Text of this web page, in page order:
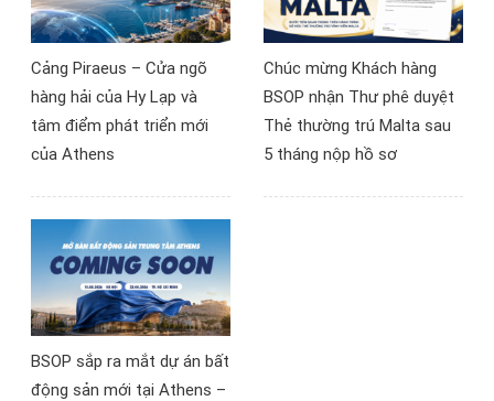
Cảng Piraeus – Cửa ngõ
hàng hải của Hy Lạp và
tâm điểm phát triển mới
của Athens
Chúc mừng Khách hàng
BSOP nhận Thư phê duyệt
Thẻ thường trú Malta sau
5 tháng nộp hồ sơ
BSOP sắp ra mắt dự án bất
động sản mới tại Athens –